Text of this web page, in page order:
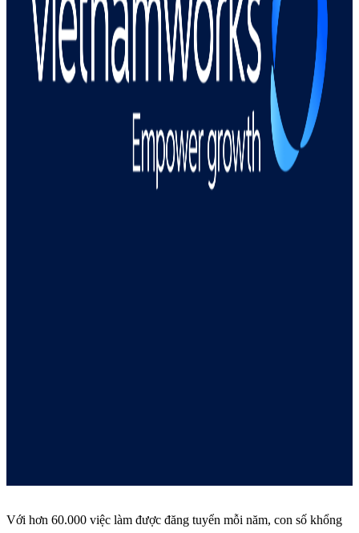
Với hơn 60.000 việc làm được đăng tuyển mỗi năm, con số khổng